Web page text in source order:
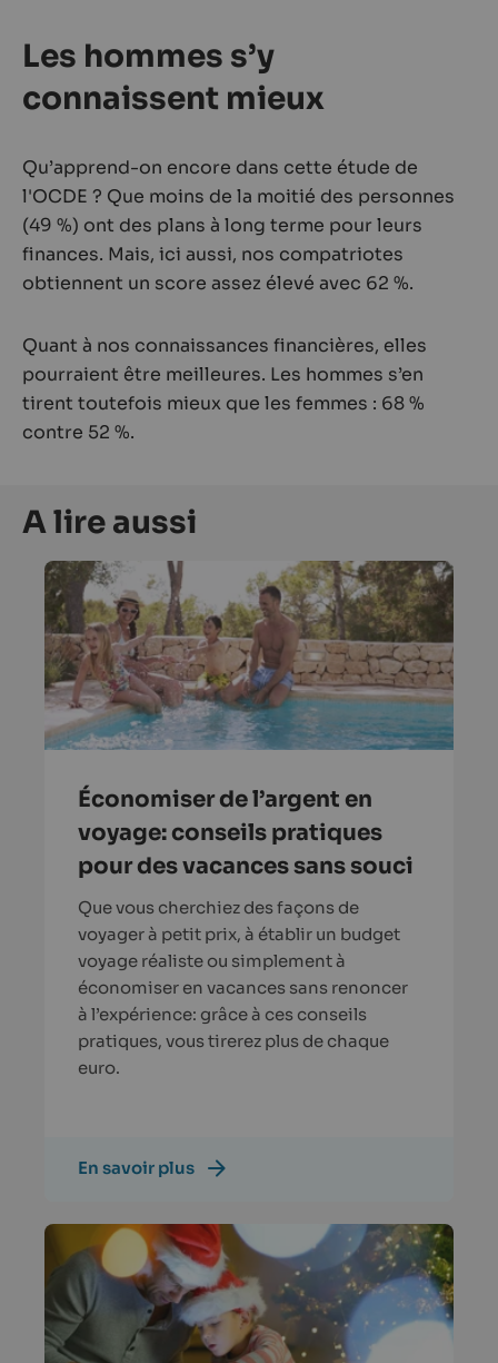
Les hommes s’y
connaissent mieux
Qu’apprend-on encore dans cette étude de
l'OCDE ? Que moins de la moitié des personnes
(49 %) ont des plans à long terme pour leurs
finances. Mais, ici aussi, nos compatriotes
obtiennent un score assez élevé avec 62 %.
Quant à nos connaissances financières, elles
pourraient être meilleures. Les hommes s’en
tirent toutefois mieux que les femmes : 68 %
contre 52 %.
A lire aussi
Économiser de l’argent en
voyage: conseils pratiques
pour des vacances sans souci
Que vous cherchiez des façons de
voyager à petit prix, à établir un budget
voyage réaliste ou simplement à
économiser en vacances sans renoncer
à l’expérience: grâce à ces conseils
pratiques, vous tirerez plus de chaque
euro.
En savoir plus